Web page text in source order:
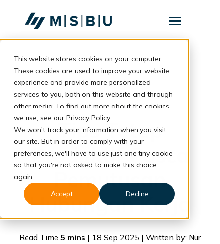
This website stores cookies on your computer.
These cookies are used to improve your website
experience and provide more personalized
services to you, both on this website and through
other media. To find out more about the cookies
we use, see our Privacy Policy.
We won't track your information when you visit
our site. But in order to comply with your
preferences, we'll have to use just one tiny cookie
so that you're not asked to make this choice
again.
Accept
Decline
Toggle
Layanan Toggle
children
Layanan
Komunitas
Tentang
Resources Toggle
children
Resources
Konsultasi
back to blog
Employment
Tips Tetap
Produktif Pasca
Pemutusan
Hubungan Kerja
Read Time 5 mins | 18 Sep 2025 | Written by: Nur